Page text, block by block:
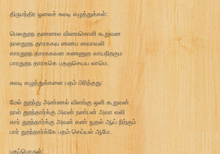
திருமந்திர ஓலைச் சுவடி எழுத்துக்கள்:
மெலதுறந தணணல விளஙகொளி கூறுவன
நாளதுறந தாரககவ னணப னவாவலி
காரதுறந தாரககவன கணணுத லாயநிறகும
பாரதுறந தாரககெ பதஞசெயய லாமெ.
சுவடி எழுத்துக்களை பதம் பிரித்தது:
மேல் துறந்து அண்ணல் விளங்கு ஒளி கூறுவன்
நாள் துறந்தார்க்கு அவன் நண்பன் அவா வலி
கார் துறந்தார்க்கு அவன் கண் நுதல் ஆய் நிற்கும்
பார் துறந்தார்க்கே பதம் செய்யல் ஆமே.
பதப்பொருள்: